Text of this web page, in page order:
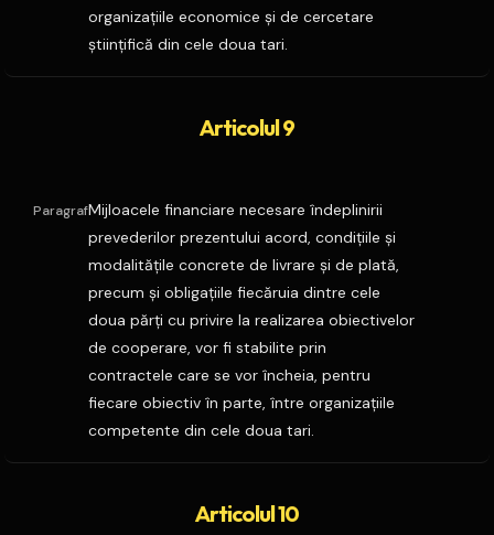
organizaţiile economice şi de cercetare
ştiinţifică din cele doua tari.
Articolul 9
ParagrafMijloacele financiare necesare îndeplinirii
prevederilor prezentului acord, condiţiile şi
modalităţile concrete de livrare şi de plată,
precum şi obligaţiile fiecăruia dintre cele
doua părţi cu privire la realizarea obiectivelor
de cooperare, vor fi stabilite prin
contractele care se vor încheia, pentru
fiecare obiectiv în parte, între organizaţiile
competente din cele doua tari.
Articolul 10